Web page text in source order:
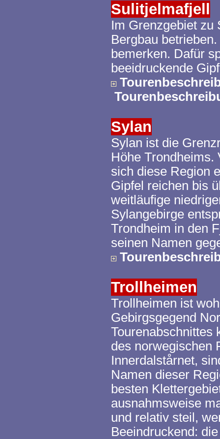
Sulitjelmafjell
Im Grenzgebiet zu
Bergbau
bemerken. Dafür
beeidruckende
Sylan
Sylan ist die
Höhe Trondheims.
sich diese Region
Gipfel reichen bis
weitläufige
Sylangebirge
Trondheim in den
seinen Namen
Trollheimen
Trollheimen ist
Gebirgsgegend
Tourenabschnittes
des norwegischen
Innerdalstårnet,
Namen dieser
besten
ausnahmsweise
und relativ steil,
Beeindruckend: